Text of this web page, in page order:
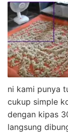
ni kami punya
cukup simple
dengan kipas
langsung